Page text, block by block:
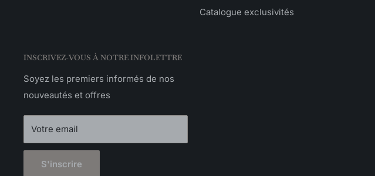
Catalogue exclusivités
INSCRIVEZ-VOUS À NOTRE INFOLETTRE
Soyez les premiers informés de nos
nouveautés et offres
Votre email
S'inscrire